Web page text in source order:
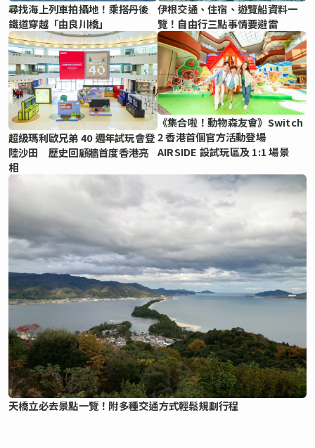
尋找海上列車拍攝地！乘搭丹後
鐵道穿越「由良川橋」
伊根交通、住宿、遊覽船資料一
覽！自由行三點事情要避雷
超級瑪利歐兄弟 40 週年試玩會登
陸沙田 歷史回顧牆首度香港亮
相
《集合啦！動物森友會》Switch
2 香港首個官方活動登場
AIRSIDE 設試玩區及 1:1 場景
天橋立必去景點一覽！附多種交通方式輕鬆規劃行程